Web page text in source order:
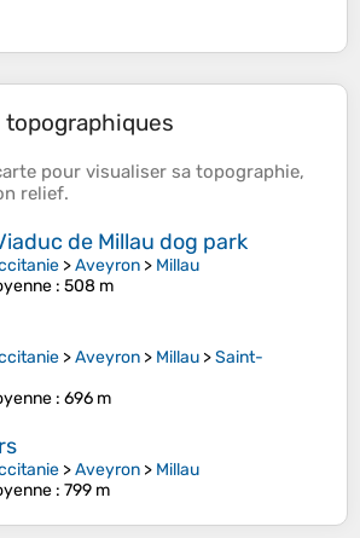
pour visualiser sa topographie,
relief.
de Millau dog park
>Aveyron > Millau
: 508 m
>Aveyron > Millau >Saint-
: 696 m
>Aveyron > Millau
: 799 m